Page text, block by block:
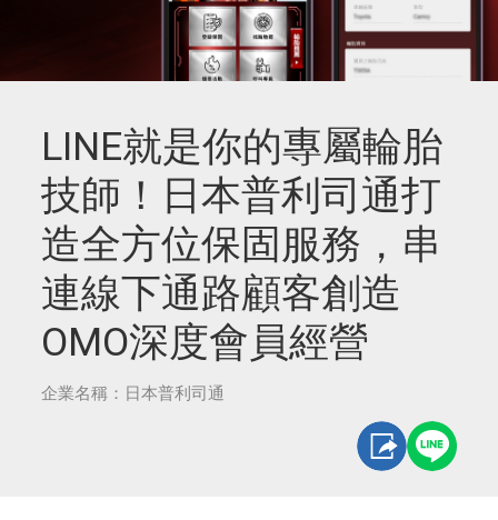
LINE就是你的專屬輪胎
技師！日本普利司通打
造全方位保固服務，串
連線下通路顧客創造
OMO深度會員經營
企業名稱：日本普利司通